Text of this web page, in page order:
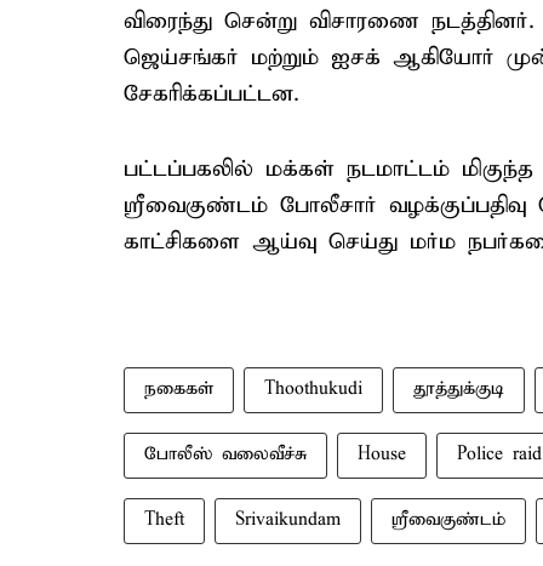
விரைந்து சென்று விசாரணை
ஜெய்சங்கர் மற்றும் ஐசக் ஆகியோர்
சேகரிக்கப்பட்டன.
பட்டப்பகலில் மக்கள் நடமாட்டம் மிகுந்த
ஸ்ரீவைகுண்டம் போலீசார் வழக்குப்பதிவு
காட்சிகளை ஆய்வு செய்து மர்ம
நகைகள் Thoothukudi தூத்துக்குடி
போலீஸ் வலைவீச்சு House Police raid
Theft Srivaikundam ஸ்ரீவைகுண்டம்